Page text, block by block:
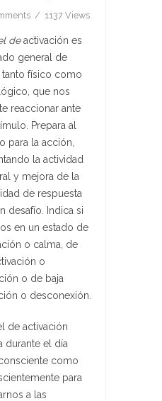
1137 Views
deactivación es
general de
tanto físico como
que nos
reaccionar ante
Prepara al
para la acción,
la actividad
y mejora de la
de respuesta
desafío. Indica si
en un estado de
o calma, de
o
o de baja
o desconexión.
de activación
durante el día
como
para
a las